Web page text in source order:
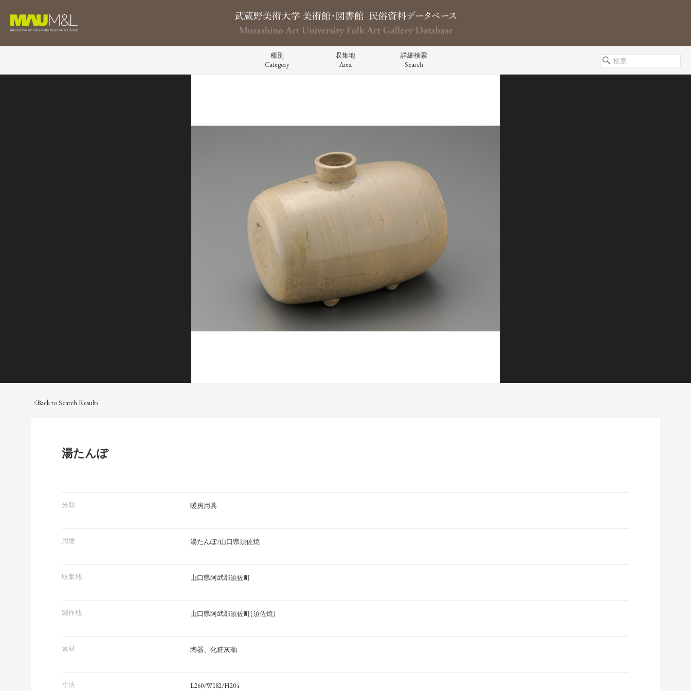
種別
Category
収集地
Area
詳細検索
Search
Back to Search Results
湯たんぽ
分類 暖房用具
用途 湯たんぽ/山口県須佐焼
収集地 山口県阿武郡須佐町
製作地 山口県阿武郡須佐町(須佐焼)
素材 陶器、化粧灰釉
寸法 L260/W182/H204